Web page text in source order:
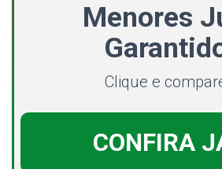
Menores
Clique e
CONFIRA